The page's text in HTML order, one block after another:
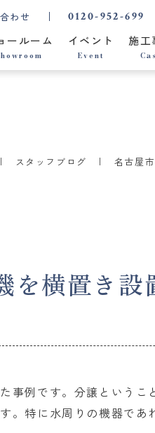
わせ
0120-952-699
ールーム イベント
Event
施工
スタッフブログ 名古屋
横置き設
事例です。分譲という
特に水周りの機器であ